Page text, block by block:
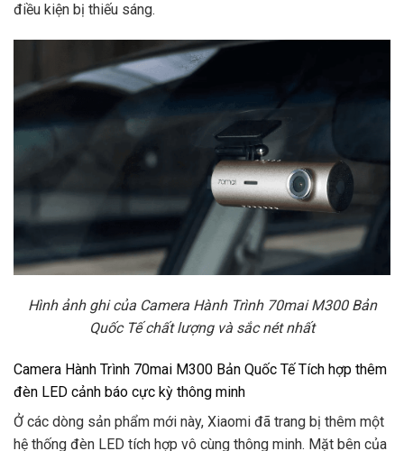
điều kiện bị thiếu sáng.
Hình ảnh ghi của Camera Hành Trình 70mai M300 Bản
Quốc Tế chất lượng và sắc nét nhất
Camera Hành Trình 70mai M300 Bản Quốc Tế Tích hợp thêm
đèn LED cảnh báo cực kỳ thông minh
Ở các dòng sản phẩm mới này, Xiaomi đã trang bị thêm một
hệ thống đèn LED tích hợp vô cùng thông minh. Mặt bên của